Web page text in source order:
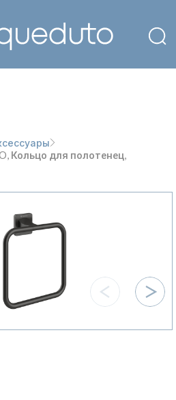
Кольцо для полотенец,